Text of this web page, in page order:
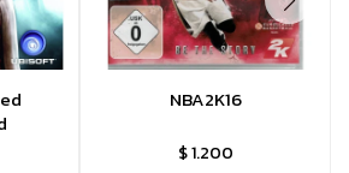
NBA2K16
$1.200